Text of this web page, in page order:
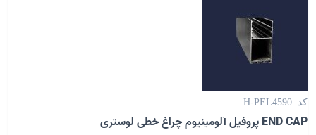
کد: H-PEL4590
END CAP پروفیل آلومینیوم چراغ خطی لوستری